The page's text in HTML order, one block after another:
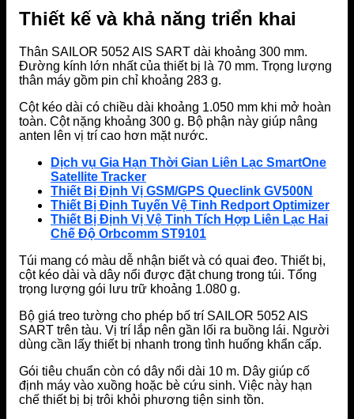
Thiết kế và khả năng triển khai
Thân SAILOR 5052 AIS SART dài khoảng 300 mm.
Đường kính lớn nhất của thiết bị là 70 mm. Trọng lượng
thân máy gồm pin chỉ khoảng 283 g.
Cột kéo dài có chiều dài khoảng 1.050 mm khi mở hoàn
toàn. Cột nặng khoảng 300 g. Bộ phận này giúp nâng
anten lên vị trí cao hơn mặt nước.
Dịch vụ Gia Hạn Thời Gian Liên Lạc SmartOne
Satellite Tracker
Thiết Bị Định Vị GSM/GPS Queclink GV500N
Thiết Bị Định Tuyến Vệ Tinh Redport Optimizer
Thiết Bị Định Vị Vệ Tinh Tích Hợp Liên Lạc Hai
Chế Độ Orbcomm ST9101
Túi mang có màu dễ nhận biết và có quai đeo. Thiết bị,
cột kéo dài và dây nổi được đặt chung trong túi. Tổng
trọng lượng gói lưu trữ khoảng 1.080 g.
Bộ giá treo tường cho phép bố trí SAILOR 5052 AIS
SART trên tàu. Vị trí lắp nên gần lối ra buồng lái. Người
dùng cần lấy thiết bị nhanh trong tình huống khẩn cấp.
Gói tiêu chuẩn còn có dây nổi dài 10 m. Dây giúp cố
định máy vào xuồng hoặc bè cứu sinh. Việc này hạn
chế thiết bị bị trôi khỏi phương tiện sinh tồn.